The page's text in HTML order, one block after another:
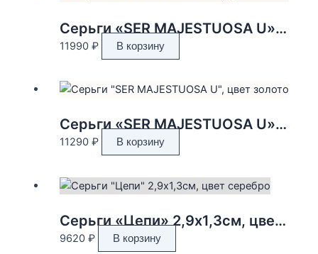
товара. Серьги «SER MAJESTUOSA U», цвет золото
11990 ₽ В корзину
Серьги «SER MAJESTUOSA U», цвет золото
11290 ₽ В корзину
Серьги «Цепи» 2,9х1,3см, цвет серебро
9620 ₽ В корзину